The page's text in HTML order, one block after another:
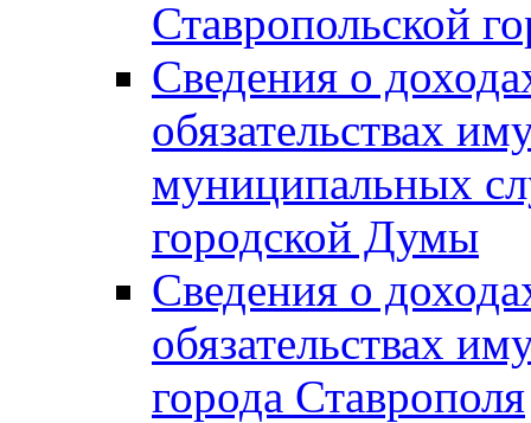
Ставропольской
Сведения о
обязательствах
муниципальных
городской Думы
Сведения о
обязательствах
города Ставрополя